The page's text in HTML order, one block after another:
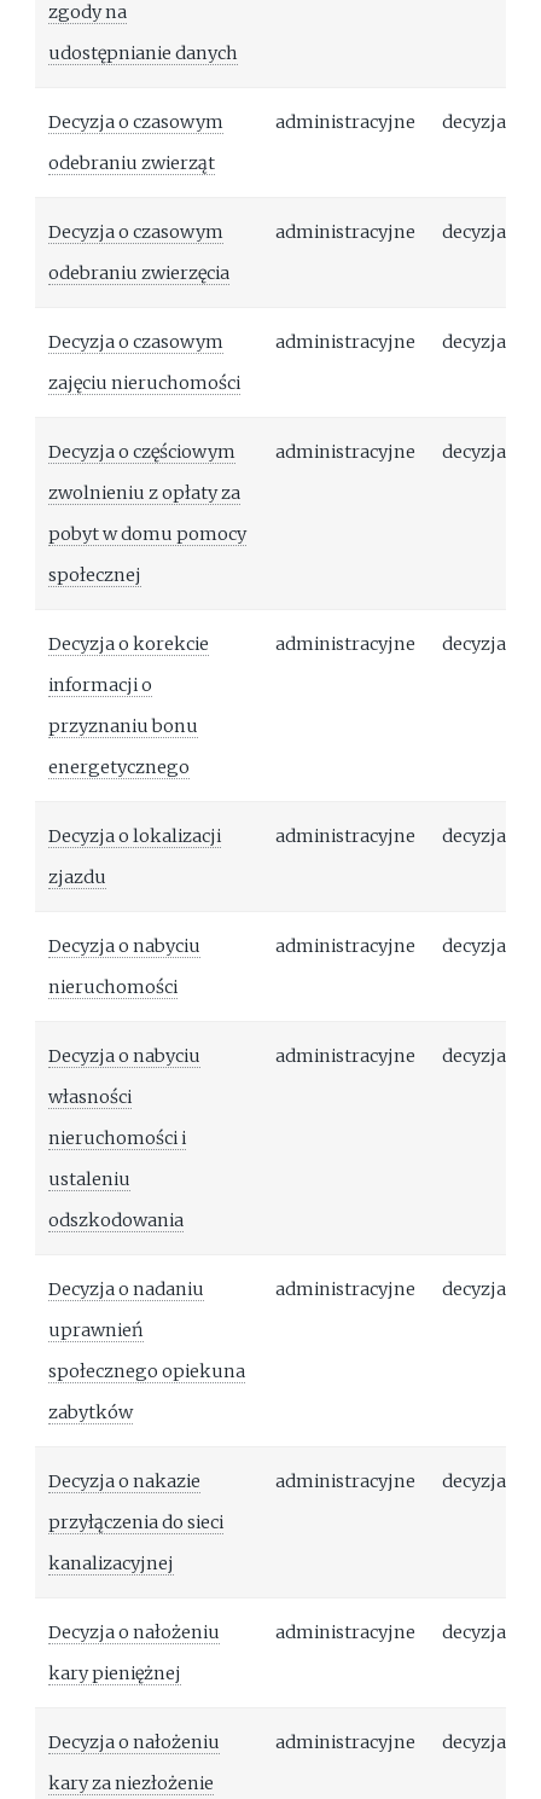
zgody na
udostępnianie danych
Decyzja o czasowym
odebraniu zwierząt
administracyjne decyzja
Decyzja o czasowym
odebraniu zwierzęcia
administracyjne decyzja
Decyzja o czasowym
zajęciu nieruchomości
administracyjne decyzja
Decyzja o częściowym
zwolnieniu z opłaty za
pobyt w domu pomocy
społecznej
administracyjne decyzja
Decyzja o korekcie
informacji o
przyznaniu bonu
energetycznego
administracyjne decyzja
Decyzja o lokalizacji
zjazdu
administracyjne decyzja
Decyzja o nabyciu
nieruchomości
administracyjne decyzja
Decyzja o nabyciu
własności
nieruchomości i
ustaleniu
odszkodowania
administracyjne decyzja
Decyzja o nadaniu
uprawnień
społecznego opiekuna
zabytków
administracyjne decyzja
Decyzja o nakazie
przyłączenia do sieci
kanalizacyjnej
administracyjne decyzja
Decyzja o nałożeniu
kary pieniężnej
administracyjne decyzja
Decyzja o nałożeniu
kary za niezłożenie
administracyjne decyzja